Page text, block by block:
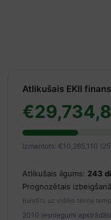
Atlikušais EKII
Izmantots: €10,265,110
Atlikušais ilgums: 243
Prognozētais
Balstīts uz vidējo tēriņa
2010 iesniegumi apstrādāti